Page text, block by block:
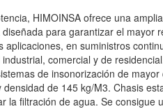
HIMOINSA ofrece una
para garantizar el mayor
aplicaciones, en suministros
comercial y de
de insonorización de
de 145 kg/M3. Chasis
la filtración de agua. Se consigue